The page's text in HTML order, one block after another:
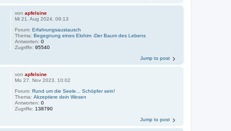
vonapfelsine
Mi 21. Aug 2024, 09:13
Forum:Erfahrungsaustausch
Thema:Begegnung eines Elohim -Der Baum des Lebens
Antworten:0
Zugriffe:95540
Jump to post
vonapfelsine
Mo 27. Nov 2023, 10:02
Forum:Rund um die Seele... Schöpfer sein!
Thema:Akzeptiere dein Wesen
Antworten:0
Zugriffe: 138790
Jump to post